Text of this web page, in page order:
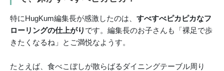
特にHugKum編集長が感激したのは、 すべすべピカピカなフ
ローリングの仕上がり です。編集長のお子さんも「裸足で歩
きたくなるね」とご満悦なようす。
たとえば、食べこぼしが散らばるダイニングテーブル周り